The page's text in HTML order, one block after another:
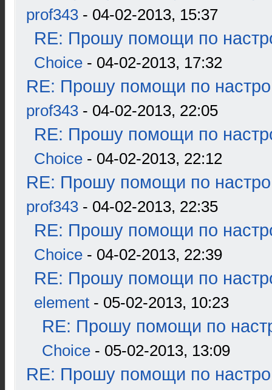
prof343 - 04-02-2013, 15:37
RE: Прошу помощи по
Choice - 04-02-2013, 17:32
RE: Прошу помощи по
prof343 - 04-02-2013, 22:05
RE: Прошу помощи по
Choice - 04-02-2013, 22:12
RE: Прошу помощи по
prof343 - 04-02-2013, 22:35
RE: Прошу помощи по
Choice - 04-02-2013, 22:39
RE: Прошу помощи по
element - 05-02-2013, 10:23
RE: Прошу помощи по
Choice - 05-02-2013, 13:09
RE: Прошу помощи по